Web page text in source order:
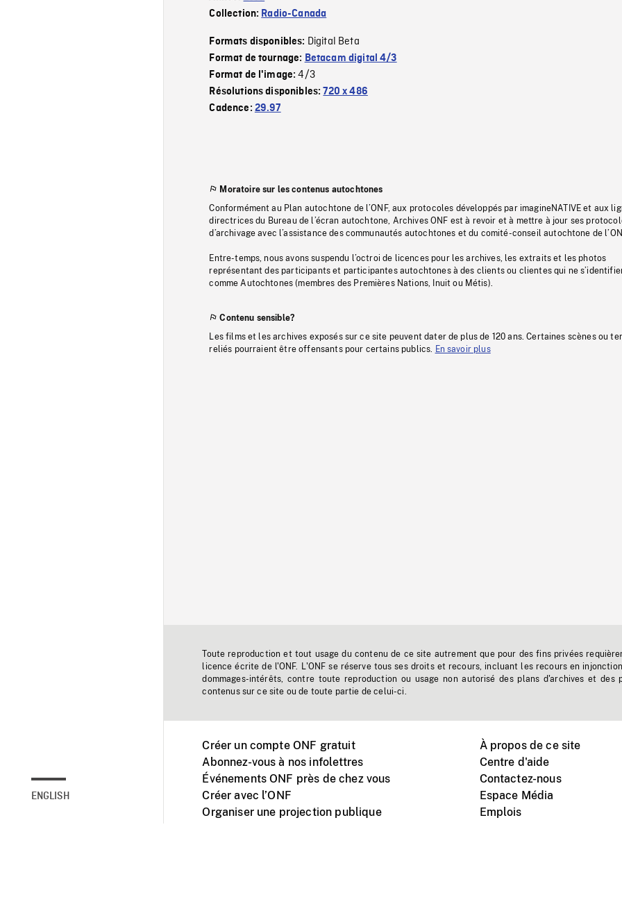
ENGLISH
Collection: Radio-Canada
Formats disponibles: Digital Beta
Format de tournage: Betacam digital 4/3
Format de l'image:4/3
Résolutions disponibles:720 x 486
Cadence: 29.97
Moratoire sur les contenus autochtones
Conformément au Plan autochtone de l’ONF, aux protocoles développés par imagineNATIVE et aux
directrices du Bureau de l’écran autochtone, Archives ONF est à revoir et à mettre à jour ses
d’archivage avec l’assistance des communautés autochtones et du comité-conseil autochtone de
Entre-temps, nous avons suspendu l’octroi de licences pour les archives, les extraits et les photos
représentant des participants et participantes autochtones à des clients ou clientes qui ne
comme Autochtones (membres des Premières Nations, Inuit ou Métis).
Contenu sensible?
Les films et les archives exposés sur ce site peuvent dater de plus de 120 ans. Certaines scènes ou
reliés pourraient être offensants pour certains publics.
En savoir plus
Toute reproduction et tout usage du contenu de ce site autrement que pour des fins privées
licence écrite de l'ONF. L'ONF se réserve tous ses droits et recours, incluant les recours en
dommages-intérêts, contre toute reproduction ou usage non autorisé des plans d'archives et des
contenus sur ce site ou de toute partie de celui-ci.
Créer un compte ONF gratuit
Abonnez-vous à nos infolettres
Événements ONF près de chez vous
Créer avec l’ONF
Organiser une projection publique
À propos de ce site
Centre d'aide
Contactez-nous
Espace Média
Emplois